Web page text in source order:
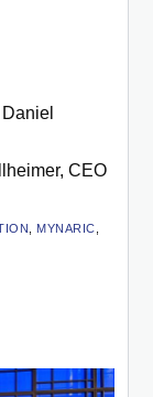
CEO
MYNARIC